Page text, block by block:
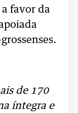
favor da
de 170
íntegra e